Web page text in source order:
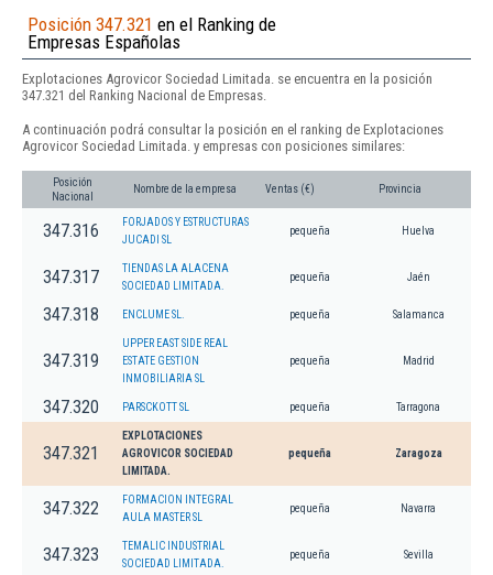
Posición 347.321 en el Ranking de
Empresas Españolas
Explotaciones Agrovicor Sociedad Limitada. se encuentra en la posición
347.321 del Ranking Nacional de Empresas.
A continuación podrá consultar la posición en el ranking de Explotaciones
Agrovicor Sociedad Limitada. y empresas con posiciones similares:
Posición
Nacional
Nombre de la empresa Ventas (€) Provincia
347.316
FORJADOS Y ESTRUCTURAS
JUCADI SL
pequeña Huelva
347.317
TIENDAS LA ALACENA
SOCIEDAD LIMITADA.
pequeña Jaén
347.318 ENCLUME SL. pequeña Salamanca
347.319
UPPER EAST SIDE REAL
ESTATE GESTION
INMOBILIARIA SL
pequeña Madrid
347.320 PARSCKOTT SL pequeña Tarragona
347.321
EXPLOTACIONES
AGROVICOR SOCIEDAD
LIMITADA.
pequeña Zaragoza
347.322
FORMACION INTEGRAL
AULA MASTER SL
pequeña Navarra
347.323
TEMALIC INDUSTRIAL
SOCIEDAD LIMITADA.
pequeña Sevilla